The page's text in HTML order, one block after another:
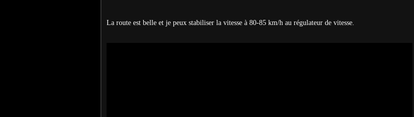
La route est belle et je peux stabiliser la vitesse à 80-85 km/h au régulateur de vitesse.